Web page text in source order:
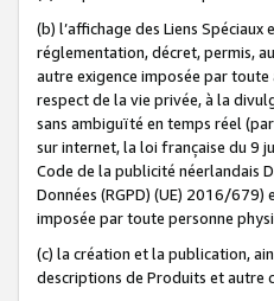
(b) l’affichage des Liens
réglementation, décret, permis,
autre exigence imposée par
respect de la vie privée, à la
sans ambiguïté en temps réel
sur internet, la loi française du 9
Code de la publicité néerlandais
Données (RGPD) (UE) 2016/
imposée par toute personne
(c) la création et la publication,
descriptions de Produits et autre